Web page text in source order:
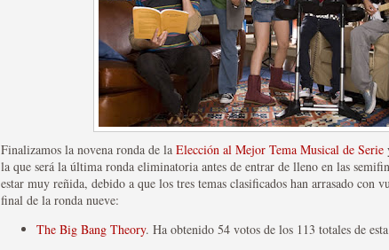
La burbuja de los jugadores de la ficción
Recomendación de la semana
Finalizamos la novena ronda de la Elección al Mejor Tema Musical de Serie
la que será la última ronda eliminatoria antes de entrar de lleno en las
estar muy reñida, debido a que los tres temas clasificados han arrasado con
final de la ronda nueve:
The Big Bang Theory. Ha obtenido 54 votos de los 113 totales de